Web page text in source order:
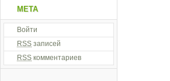
МЕТА
Войти
RSS записей
RSS комментариев